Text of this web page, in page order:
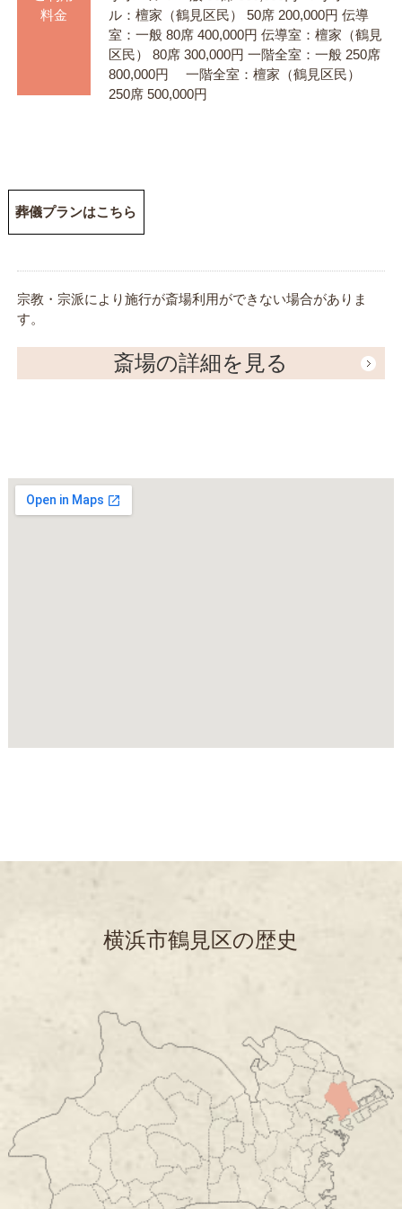
料金
ル：檀家（鶴見区民） 50席 200,000円 伝導
室：一般 80席 400,000円 伝導室：檀家（鶴見
区民） 80席 300,000円 一階全室：一般 250席
800,000円 一階全室：檀家（鶴見区民）
250席 500,000円
葬儀プランはこちら
宗教・宗派により施行が斎場利用ができない場合がありま
す。
斎場の詳細を見る
横浜市鶴見区の歴史